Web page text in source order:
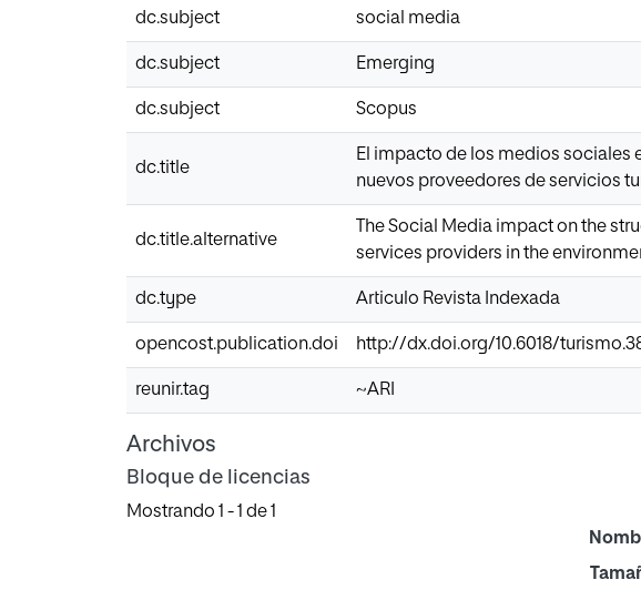
dc.subject social media
dc.subject Emerging
dc.subject Scopus
dc.title
El impacto de los medios sociales
nuevos proveedores de servicios
dc.title.alternative
The Social Media impact on the
services providers in the
dc.type Articulo Revista Indexada
opencost.publication.doi http://dx.doi.org/10.6018/
reunir.tag ~ARI
Archivos
Bloque de licencias
Mostrando 1 - 1 de 1